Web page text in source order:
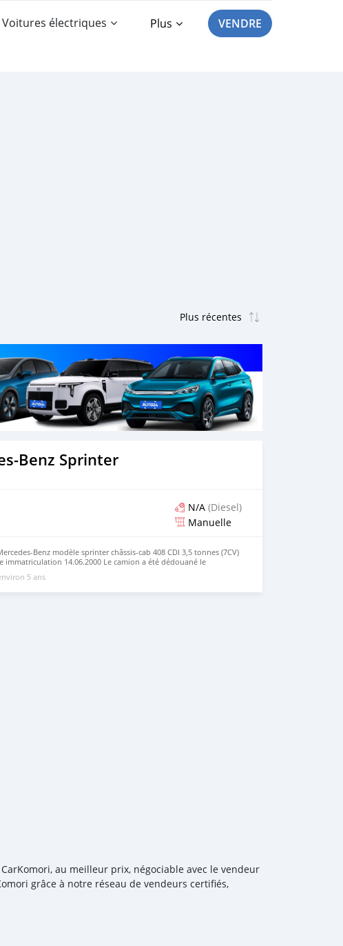
Voitures électriques Plus VENDRE
Sprinter
N/A (Diesel)
Manuelle
Benz modèle sprinter châssis-cab 408 CDI 3,5 tonnes (7CV)
immatriculation 14.06.2000 Le camion a été dédouané le
pouvez venir le voir à Chamlé Mboudé. Prix négociable.
5 ans
au meilleur prix, négociable avec le vendeur
grâce à notre réseau de vendeurs certifiés,